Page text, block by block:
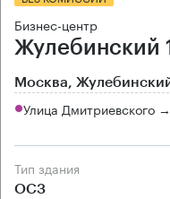
Бизнес-центр
Жулебинский
Москва,
Улица Дмитриевского
Тип здания
ОСЗ